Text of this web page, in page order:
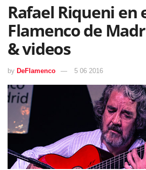
Rafael Riqueni en
Flamenco de
& videos
by DeFlamenco 5 06 2016